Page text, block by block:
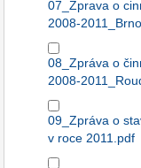
07_Zprava o
2008-
08_Zpráva o
2008-
09_Zpráva o
v roce 2011.pdf